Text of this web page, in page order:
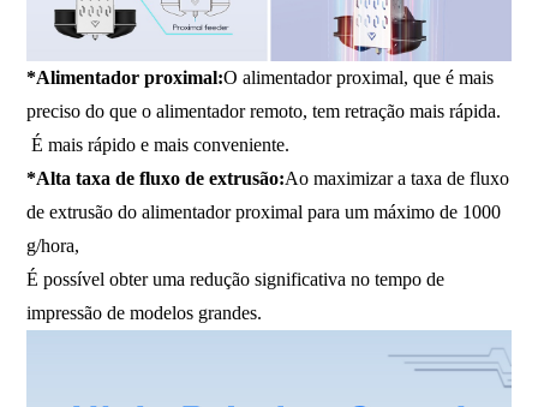
*Alimentador proximal:O alimentador proximal, que é mais
preciso do que o alimentador remoto, tem retração mais rápida.
É mais rápido e mais conveniente.
*Alta taxa de fluxo de extrusão:Ao maximizar a taxa de fluxo
de extrusão do alimentador proximal para um máximo de 1000
g/hora,
É possível obter uma redução significativa no tempo de
impressão de modelos grandes.